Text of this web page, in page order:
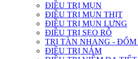
ĐIỀU TRỊ MỤN
ĐIỀU TRỊ MỤN THỊT
ĐIỀU TRỊ MỤN LƯNG
ĐIỀU TRỊ SẸO RỖ
TRỊ TÀN NHANG -
ĐIỀU TRỊ NÁM